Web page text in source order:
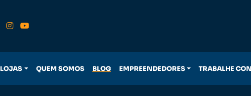
LOJAS QUEM SOMOS BLOG EMPREENDEDORES TRABALHE